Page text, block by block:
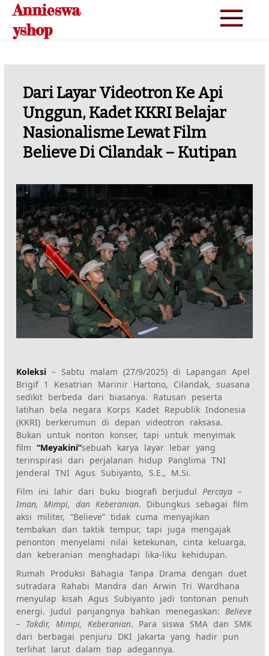
Skip
content
Annieswa
yshop
Dari Layar Videotron Ke Api
Unggun, Kadet KKRI Belajar
Nasionalisme Lewat Film
Believe Di Cilandak – Kutipan
Koleksi – Sabtu malam (27/9/2025) di Lapangan Apel
Brigif 1 Kesatrian Marinir Hartono, Cilandak, suasana
sedikit berbeda dari biasanya. Ratusan peserta
latihan bela negara Korps Kadet Republik Indonesia
(KKRI) berkerumun di depan videotron raksasa.
Bukan untuk nonton konser, tapi untuk menyimak
film“Meyakini”sebuah karya layar lebar yang
terinspirasi dari perjalanan hidup Panglima TNI
Jenderal TNI Agus Subiyanto, S.E., M.Si.
Film ini lahir dari buku biografi berjudulPercaya –
Iman, Mimpi, dan Keberanian. Dibungkus sebagai film
aksi militer, “Believe” tidak cuma menyajikan
tembakan dan taktik tempur, tapi juga mengajak
penonton menyelami nilai ketekunan, cinta keluarga,
dan keberanian menghadapi lika-liku kehidupan.
Rumah Produksi Bahagia Tanpa Drama dengan duet
sutradara Rahabi Mandra dan Arwin Tri Wardhana
menyulap kisah Agus Subiyanto jadi tontonan penuh
energi. Judul panjangnya bahkan menegaskan:Believe
– Takdir, Mimpi, Keberanian. Para siswa SMA dan SMK
dari berbagai penjuru DKI Jakarta yang hadir pun
terlihat larut dalam tiap adegannya.